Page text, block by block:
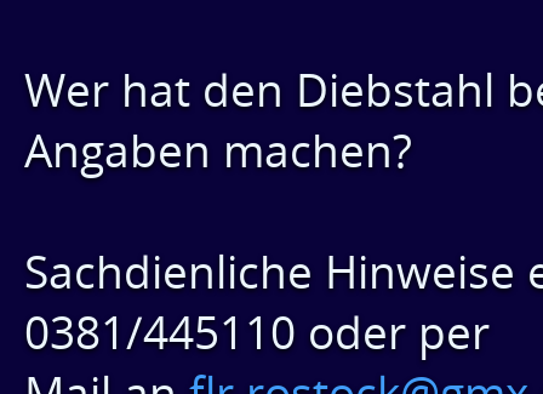
Wer hat den Diebstahl
Angaben machen?
Sachdienliche
0381/445110 oder per